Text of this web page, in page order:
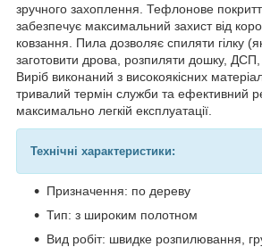
зручного захоплення. Тефлонове
забезпечує максимальний захист від
ковзання. Пила дозволяє спиляти гілку (як
заготовити дрова, розпиляти дошку,
Виріб виконаний з високоякісних
тривалий термін служби та ефективний
максимально легкій експлуатації.
Технічні характеристики:
Призначення: по дереву
Тип: з широким полотном
Вид робіт: швидке розпилювання,